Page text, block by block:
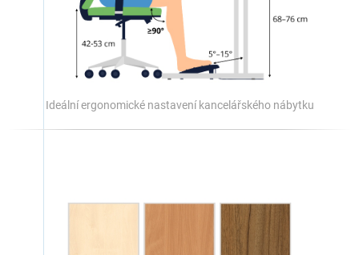
Ideální ergonomické nastavení kancelářského nábytku